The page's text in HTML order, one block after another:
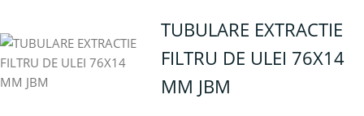
TUBULARE EXTRACTIE
FILTRU DE ULEI 76X14
MM JBM